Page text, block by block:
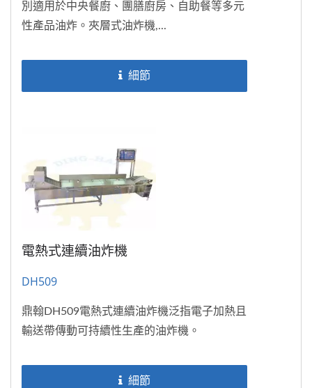
別適用於中央餐廚、團膳廚房、自助餐等多元
性產品油炸。夾層式油炸機,...
細節
電熱式連續油炸機
DH509
鼎翰DH509電熱式連續油炸機泛指電子加熱且
輸送帶傳動可持續性生產的油炸機。
細節